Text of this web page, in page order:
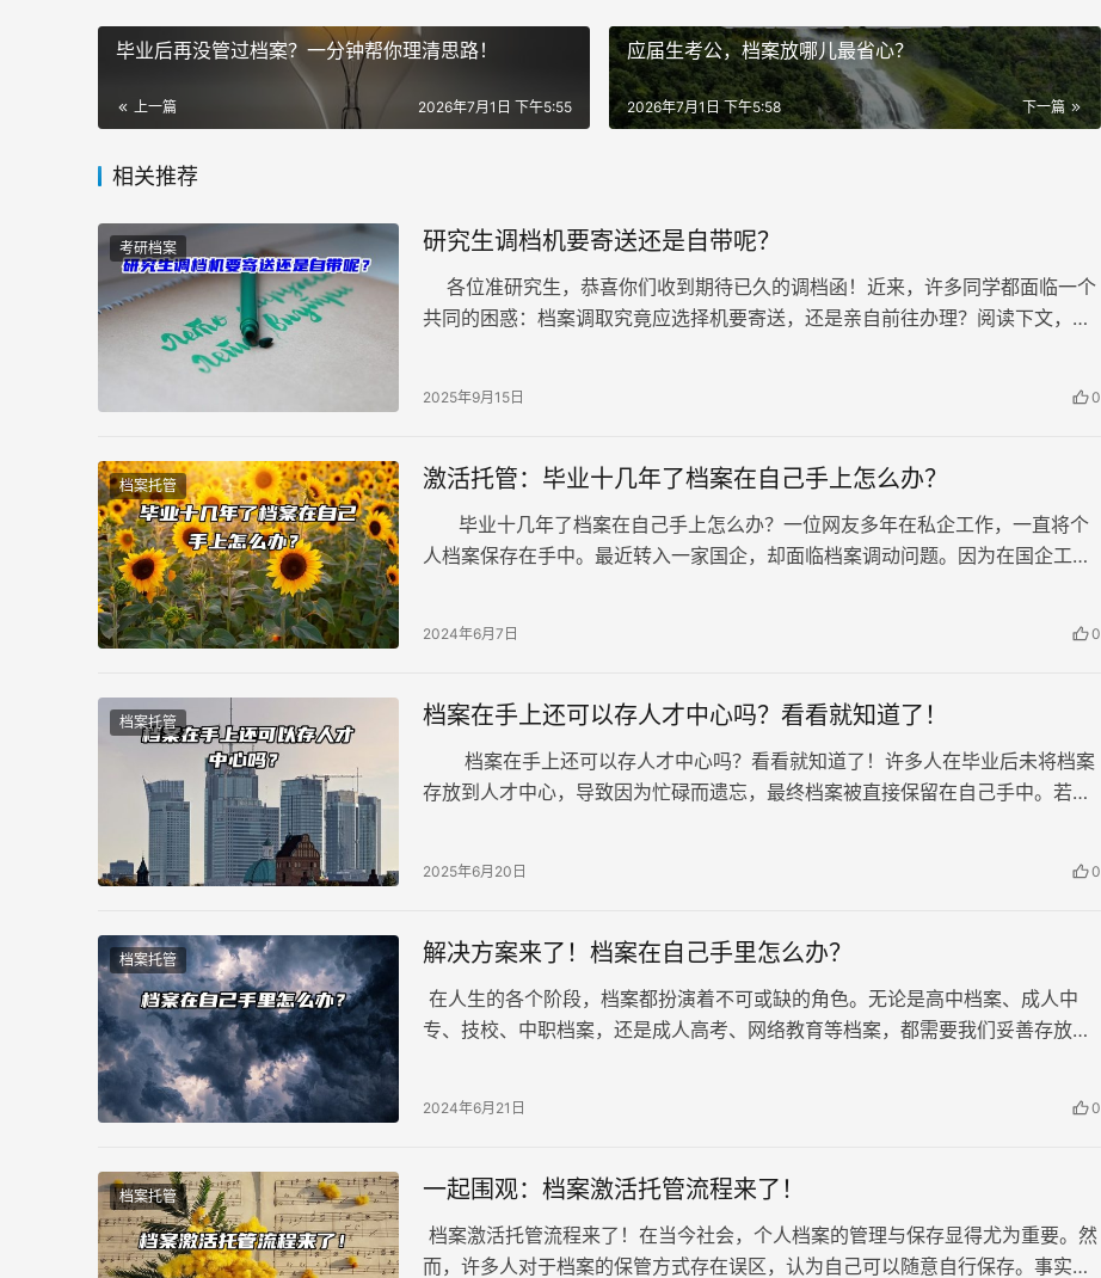
毕业后再没管过档案？一分钟帮你理清思路！
上一篇 2026年7月1日 下午5:55
应届生考公，档案放哪儿最省心？
下一篇
2026年7月1日 下午5:58
相关推荐
考研档案 研究生调档机要寄送还是自带呢？
各位准研究生，恭喜你们收到期待已久的调档函！近来，许多同学都面临一个
共同的困惑：档案调取究竟应选择机要寄送，还是亲自前往办理？阅读下文，或
2025年9月15日 0
档案托管 激活托管：毕业十几年了档案在自己手上怎么办？
毕业十几年了档案在自己手上怎么办？一位网友多年在私企工作，一直将个
人档案保存在手中。最近转入一家国企，却面临档案调动问题。因为在国企工
升、调资、任免等提供依据。然而，由于个人档案一直由个人保管，如何处理却
2024年6月7日 0
档案托管 档案在手上还可以存人才中心吗？看看就知道了！
档案在手上还可以存人才中心吗？看看就知道了！许多人在毕业后未将档案
存放到人才中心，导致因为忙碌而遗忘，最终档案被直接保留在自己手中。若档
2025年6月20日 0
档案托管 解决方案来了！档案在自己手里怎么办？
在人生的各个阶段，档案都扮演着不可或缺的角色。无论是高中档案、成人中
专、技校、中职档案，还是成人高考、网络教育等档案，都需要我们妥善存放。
2024年6月21日 0
档案托管 一起围观：档案激活托管流程来了！
档案激活托管流程来了！在当今社会，个人档案的管理与保存显得尤为重要。然
而，许多人对于档案的保管方式存在误区，认为自己可以随意自行保存。事实